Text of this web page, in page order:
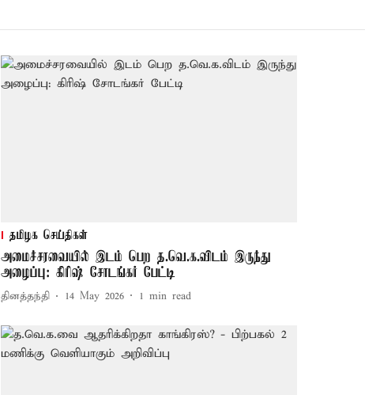
தமிழக செய்திகள்
அமைச்சரவையில் இடம் பெற த.வெ.க.விடம் இருந்து
அழைப்பு: கிரிஷ் சோடங்கர் பேட்டி
தினத்தந்தி 14 May 2026 1 min read